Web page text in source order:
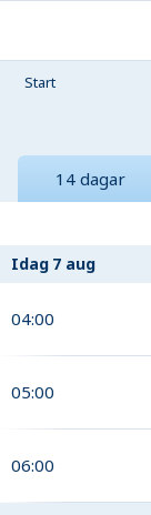
Start
14 dagar
Idag 7 aug
04:00
05:00
06:00